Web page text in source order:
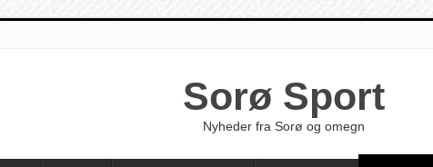
Sorø Sport
Nyheder fra Sorø og omegn